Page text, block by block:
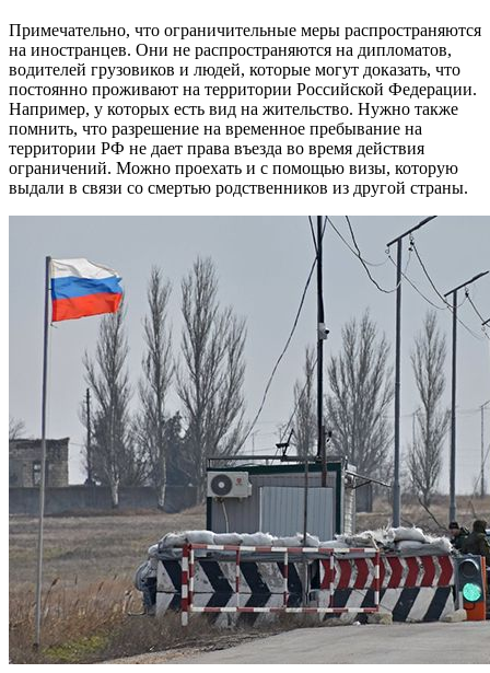
Примечательно, что ограничительные меры распространяются
на иностранцев. Они не распространяются на дипломатов,
водителей грузовиков и людей, которые могут доказать, что
постоянно проживают на территории Российской Федерации.
Например, у которых есть вид на жительство. Нужно также
помнить, что разрешение на временное пребывание на
территории РФ не дает права въезда во время действия
ограничений. Можно проехать и с помощью визы, которую
выдали в связи со смертью родственников из другой страны.